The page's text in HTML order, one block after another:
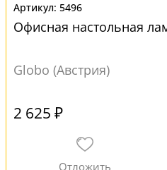
5496
Офисная настольная
Globo (Австрия)
2 625 ₽